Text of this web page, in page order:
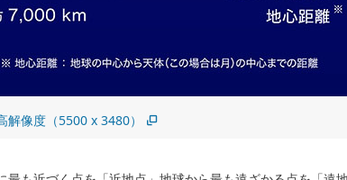
解像度（5500 x 3480）